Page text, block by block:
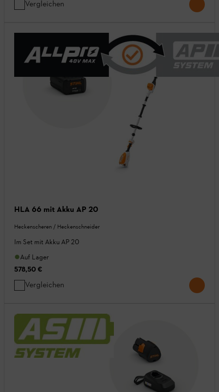
Vergleichen
HLA 66 mit Akku AP 20
Heckenscheren / Heckenschneider
Im Set mit Akku AP 20
Auf Lager
578,50 €
Vergleichen